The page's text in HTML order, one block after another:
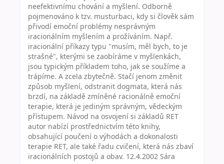
neefektivnímu chování a myšlení. Odborně
pojmenováno k tzv. musturbaci, kdy si člověk sám
přivodí emoční problémy nesprávným
iracionálním myšlením a prožíváním. Např.
iracionální příkazy typu "musím, měl bych, to je
strašné", kterými se zaobíráme v myšlenkách,
jsou typickým příkladem toho, jak se soužíme a
trápíme. A zcela zbytečně. Stačí jenom změnit
způsob myšlení, odstranit dogmata, která nás
brzdí, na základě zmíněné racionálně emoční
terapie, která je jediným správným, vědeckým
přístupem. Návod na osvojení si základů RET
autor nabízí prostřednictvím této knihy,
obsahující poučení o výhodách a dokonalosti
terapie RET, ale také řadu cvičení, která nás zbaví
iracionálních postojů a obav. 12.4.2002 Sára